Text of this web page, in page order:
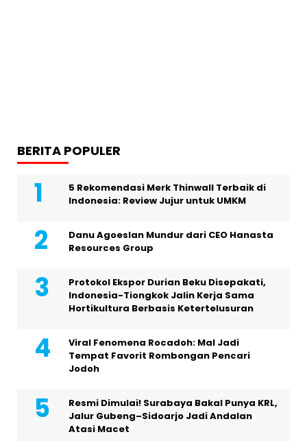
BERITA POPULER
5 Rekomendasi Merk Thinwall Terbaik di
Indonesia: Review Jujur untuk UMKM
Danu Agoeslan Mundur dari CEO Hanasta
Resources Group
Protokol Ekspor Durian Beku Disepakati,
Indonesia-Tiongkok Jalin Kerja Sama
Hortikultura Berbasis Ketertelusuran
Viral Fenomena Rocadoh: Mal Jadi
Tempat Favorit Rombongan Pencari
Jodoh
Resmi Dimulai! Surabaya Bakal Punya KRL,
Jalur Gubeng–Sidoarjo Jadi Andalan
Atasi Macet